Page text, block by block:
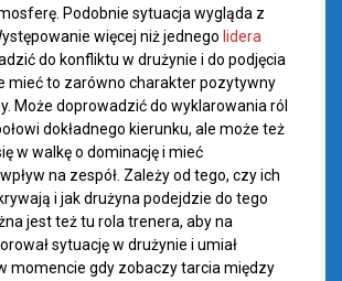
Podobnie sytuacja wygląda z
więcej niż jednego lidera
do konfliktu w drużynie i do podjęcia
mieć to zarówno charakter pozytywny
Może doprowadzić do wyklarowania ról
dokładnego kierunku, ale może też
w walkę o dominację i mieć
na zespół. Zależy od tego, czy ich
i jak drużyna podejdzie do tego
jest też tu rola trenera, aby na
sytuację w drużynie i umiał
momencie gdy zobaczy tarcia między